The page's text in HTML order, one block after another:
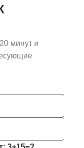
минут и